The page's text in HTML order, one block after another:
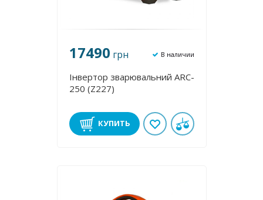
17490 грн В наличии
Інвертор зварювальний ARC-
250 (Z227)
КУПИТЬ